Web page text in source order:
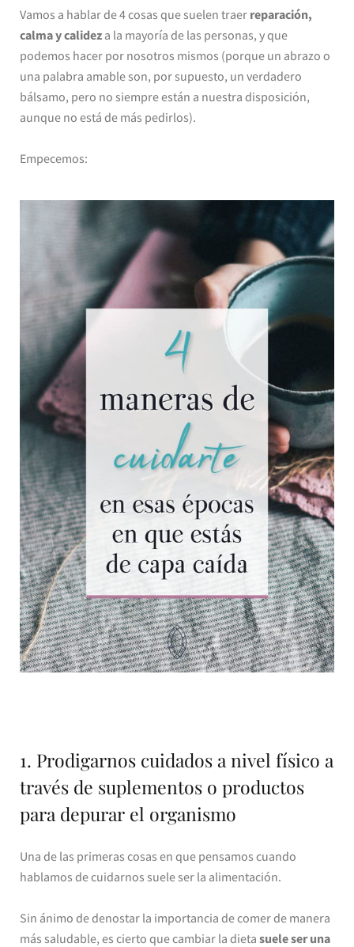
Vamos a hablar de 4 cosas que suelen traer reparación,
calma y calidez a la mayoría de las personas, y que
podemos hacer por nosotros mismos (porque un abrazo o
una palabra amable son, por supuesto, un verdadero
bálsamo, pero no siempre están a nuestra disposición,
aunque no está de más pedirlos).
Empecemos:
1. Prodigarnos cuidados a nivel físico a
través de suplementos o productos
para depurar el organismo
Una de las primeras cosas en que pensamos cuando
hablamos de cuidarnos suele ser la alimentación.
Sin ánimo de denostar la importancia de comer de manera
más saludable, es cierto que cambiar la dieta suele ser una